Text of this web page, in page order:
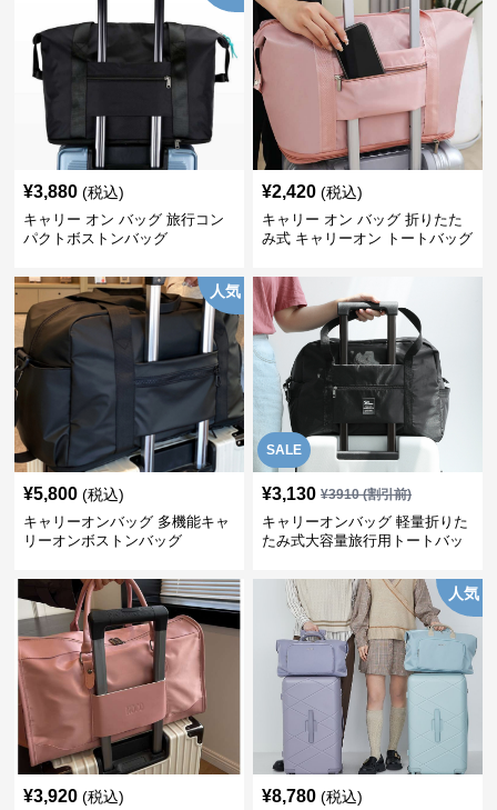
¥3,880 (税込)
キャリー オン バッグ 旅行コン
パクトボストンバッグ
¥2,420 (税込)
キャリー オン バッグ 折りたた
み式 キャリーオン トートバッグ
人気
¥5,800 (税込)
キャリーオンバッグ 多機能キャ
リーオンボストンバッグ
SALE
¥3,130 ¥3910(割引前)
キャリーオンバッグ 軽量折りた
たみ式大容量旅行用トートバッ
¥3,920 (税込)
人気
¥8,780 (税込)